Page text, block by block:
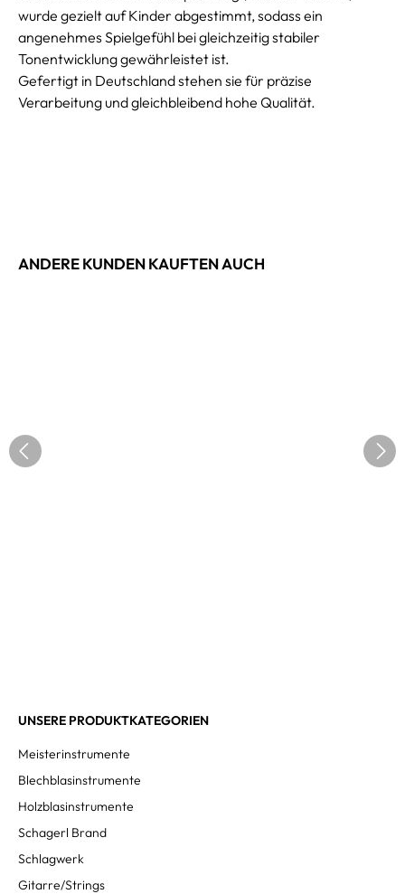
wurde gezielt auf Kinder abgestimmt, sodass ein
angenehmes Spielgefühl bei gleichzeitig stabiler
Tonentwicklung gewährleistet ist.
Gefertigt in Deutschland stehen sie für präzise
Verarbeitung und gleichbleibend hohe Qualität.
ANDERE KUNDEN KAUFTEN AUCH
UNSERE PRODUKTKATEGORIEN
Meisterinstrumente
Blechblasinstrumente
Holzblasinstrumente
Schagerl Brand
Schlagwerk
Gitarre/Strings